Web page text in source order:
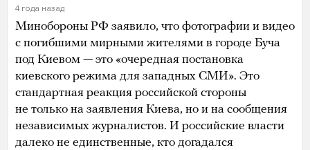
4 года назад
Минобороны РФ заявило, что фотографии и видео
с погибшими мирными жителями в городе Буча
под Киевом — это «очередная постановка
киевского режима для западных СМИ». Это
стандартная реакция российской стороны
не только на заявления Киева, но и на сообщения
независимых журналистов. И российские власти
далеко не единственные, кто догадался